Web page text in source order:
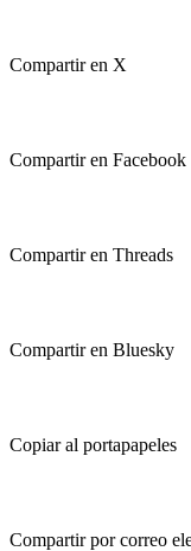
Compartir en X
Compartir en Facebook
Compartir en Threads
Compartir en Bluesky
Copiar al portapapeles
Compartir por correo